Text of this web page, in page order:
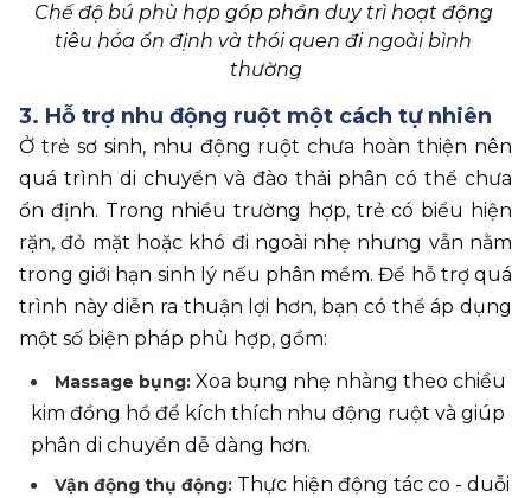
Chế độ bú phù hợp góp phần duy trì hoạt động
tiêu hóa ổn định và thói quen đi ngoài bình
thường
3. Hỗ trợ nhu động ruột một cách tự nhiên
Ở trẻ sơ sinh, nhu động ruột chưa hoàn thiện nên
quá trình di chuyển và đào thải phân có thể chưa
ổn định. Trong nhiều trường hợp, trẻ có biểu hiện
rặn, đỏ mặt hoặc khó đi ngoài nhẹ nhưng vẫn nằm
trong giới hạn sinh lý nếu phân mềm. Để hỗ trợ quá
trình này diễn ra thuận lợi hơn, bạn có thể áp dụng
một số biện pháp phù hợp, gồm:
Massage bụng: Xoa bụng nhẹ nhàng theo chiều
kim đồng hồ để kích thích nhu động ruột và giúp
phân di chuyển dễ dàng hơn.
Vận động thụ động: Thực hiện động tác co - duỗi